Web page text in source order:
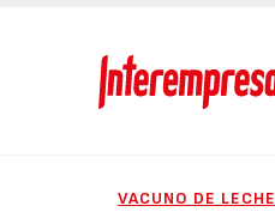
VACUNO DE LECHE